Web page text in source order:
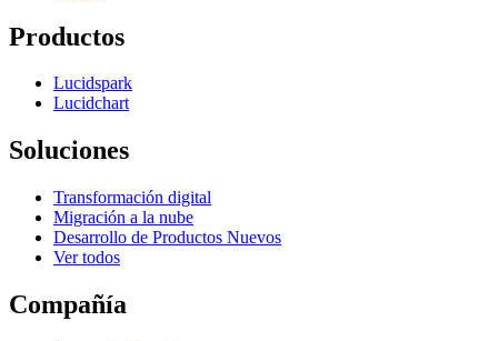
Productos
Lucidspark
Lucidchart
Soluciones
Transformación digital
Migración a la nube
Desarrollo de Productos Nuevos
Ver todos
Compañía